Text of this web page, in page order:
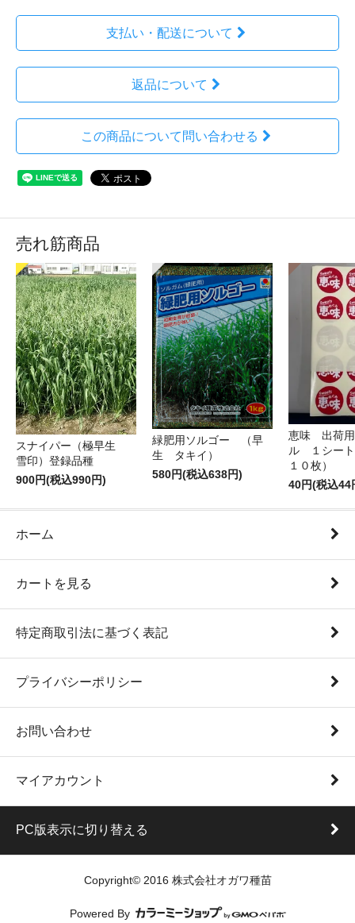
支払い・配送について
返品について
この商品について問い合わせる
売れ筋商品
スナイパー（極早生
雪印）登録品種
900円(税込990円)
緑肥用ソルゴー （早
生 タキイ）
580円(税込638円)
恵味 出荷
ル １シート
１０枚）
40円(税込44
ホーム
カートを見る
特定商取引法に基づく表記
プライバシーポリシー
お問い合わせ
マイアカウント
PC版表示に切り替える
Copyright© 2016 株式会社オガワ種苗
Powered By